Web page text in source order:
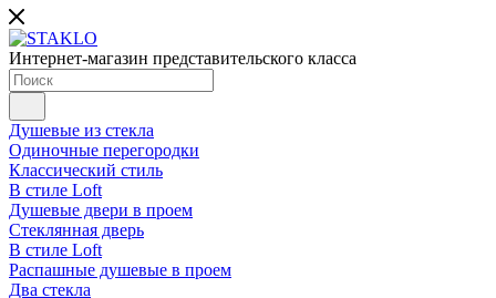
Интернет-магазин представительского класса
Душевые из стекла
Одиночные перегородки
Классический стиль
В стиле Loft
Душевые двери в проем
Стеклянная дверь
В стиле Loft
Распашные душевые в проем
Два стекла